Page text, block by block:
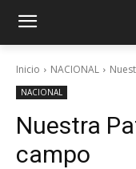
Inicio NACIONAL
NACIONAL
Nuestra
campo